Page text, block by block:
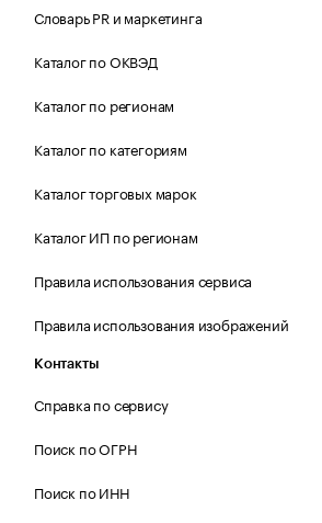
Словарь PR и маркетинга
Каталог по ОКВЭД
Каталог по регионам
Каталог по категориям
Каталог торговых марок
Каталог ИП по регионам
Правила использования сервиса
Правила использования изображений
Контакты
Справка по сервису
Поиск по ОГРН
Поиск по ИНН